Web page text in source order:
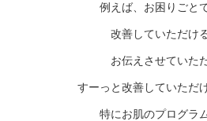
例えば、お困りごと
改善していただけ
お伝えさせていた
すーっと改善していただ
特にお肌のプログラ